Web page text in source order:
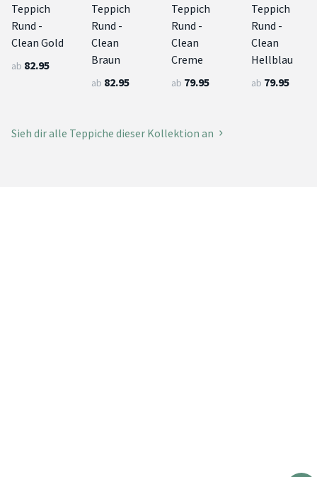
Teppich
Rund -
Clean Gold
ab 82.95
Teppich
Rund -
Clean
Braun
ab 82.95
Teppich
Rund -
Clean
Creme
ab 79.95
Teppich
Rund -
Clean
Hellblau
ab 79.95
Sieh dir alle Teppiche dieser Kollektion an